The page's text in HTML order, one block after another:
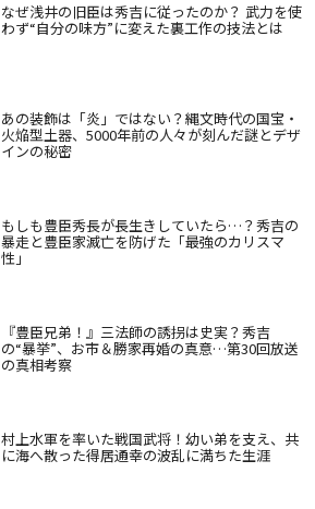
なぜ浅井の旧臣は秀吉に従ったのか？ 武力を使
わず“自分の味方”に変えた裏工作の技法とは
あの装飾は「炎」ではない？縄文時代の国宝・
火焔型土器、5000年前の人々が刻んだ謎とデザ
インの秘密
もしも豊臣秀長が長生きしていたら…？秀吉の
暴走と豊臣家滅亡を防げた「最強のカリスマ
性」
『豊臣兄弟！』三法師の誘拐は史実？秀吉
の“暴挙”、お市＆勝家再婚の真意…第30回放送
の真相考察
村上水軍を率いた戦国武将！幼い弟を支え、共
に海へ散った得居通幸の波乱に満ちた生涯